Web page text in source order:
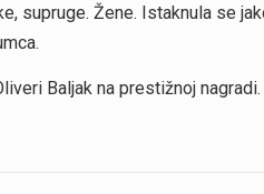
supruge. Žene. Istaknula se
Baljak na prestižnoj nagradi.